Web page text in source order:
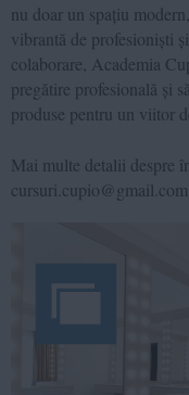
nu doar un spațiu
vibrantă de profesioniști
colaborare, Academia
pregătire profesională și
produse pentru un viitor
Mai multe detalii despre
cursuri.cupio@gmail.com.